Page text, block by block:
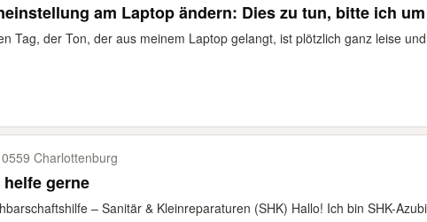
am Laptop ändern: Dies zu tun, bitte ich
Tag, der Ton, der aus meinem Laptop gelangt, ist plötzlich ganz leise
Charlottenburg
helfe gerne
– Sanitär & Kleinreparaturen (SHK) Hallo! Ich bin SHK-